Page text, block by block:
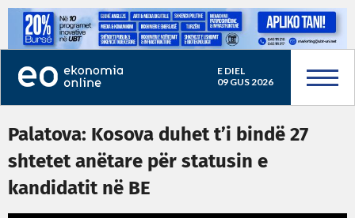
E DIEL
09 GUS 2026
Palatova: Kosova duhet t’i bindë 27
shtetet anëtare për statusin e
kandidatit në BE